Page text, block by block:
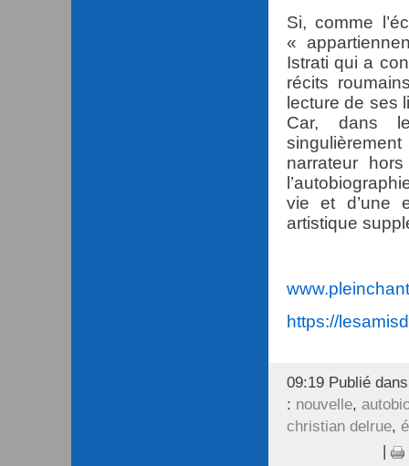
Si, comme
«
Istrati qui a
récits
lecture de ses
Car, dans
narrateur
vie et d’une
artistique
https://
09:19 Publié
: nouvelle,
christian delrue,
|